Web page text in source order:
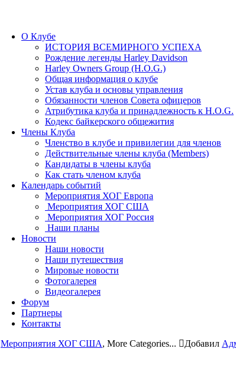
О Клубе
ИСТОРИЯ ВСЕМИРНОГО УСПЕХА
Рождение легенды Harley Davidson
Harley Owners Group (H.O.G.)
Общая информация о клубе
Устав клуба и основы управления
Обязанности членов Совета офицеров
Атрибутика клуба и принадлежность к H.O.G.
Кодекс байкерского общежития
Члены Клуба
Членство в клубе и привилегии для членов
Действительные члены клуба (Members)
Кандидаты в члены клуба
Как стать членом клуба
Календарь событий
Мероприятия ХОГ Европа
Мероприятия ХОГ США
Мероприятия ХОГ Россия
Наши планы
Новости
Наши новости
Наши путешествия
Мировые новости
Фотогалерея
Видеогалерея
Форум
Партнеры
Контакты
Мероприятия ХОГ США, More Categories... Добавил